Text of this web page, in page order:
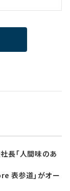
長「人間味のあ
表参道」がオー